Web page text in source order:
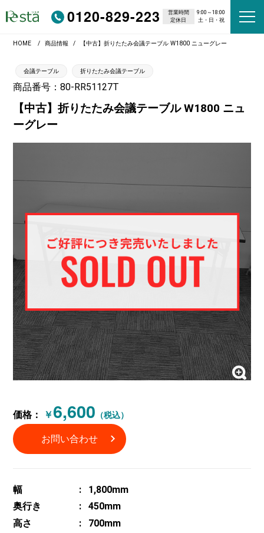
0120-829-223 営業時間
9:00～18:00
定休日
土・日・祝
HOME 商品情報 【中古】折りたたみ会議テーブル W1800 ニューグレー
会議テーブル 折りたたみ会議テーブル
商品番号：80-RR51127T
【中古】折りたたみ会議テーブル W1800 ニュ
ーグレー
価格： ￥6,600 （税込）
お問い合わせ
幅
1,800mm
奥行き
450mm
高さ
700mm